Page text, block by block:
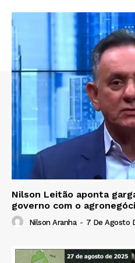
Nilson Leitão aponta
governo com o
Nilson Aranha - 7 De Agosto